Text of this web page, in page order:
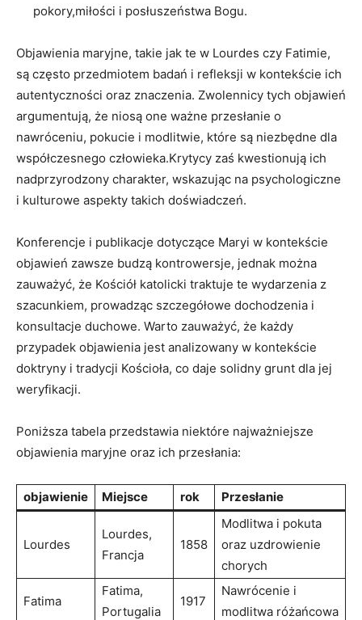
pokory,miłości ⁢i ⁣posłuszeństwa Bogu.
Objawienia maryjne, takie ​jak te w‍ Lourdes czy Fatimie,
są często przedmiotem​ badań i refleksji w kontekście ich
autentyczności oraz znaczenia. Zwolennicy tych objawień⁤
argumentują, ⁣że niosą one ‌ważne przesłanie ⁣o
nawróceniu, pokucie ‍i modlitwie,⁣ które są niezbędne‌ dla
współczesnego człowieka.Krytycy zaś ⁤kwestionują ich
nadprzyrodzony ⁣charakter, wskazując na psychologiczne
i kulturowe aspekty takich doświadczeń.
Konferencje i publikacje dotyczące Maryi‍ w kontekście
objawień zawsze budzą‍ kontrowersje, jednak można
zauważyć, że Kościół katolicki traktuje te wydarzenia⁢ z
szacunkiem, prowadząc szczegółowe dochodzenia ‌i
konsultacje duchowe.⁣ Warto zauważyć, że każdy
przypadek objawienia ‍jest analizowany w kontekście
doktryny i⁤ tradycji Kościoła,⁢ co daje solidny grunt‍ dla jej
weryfikacji.
Poniższa tabela przedstawia⁢ niektóre​ najważniejsze
objawienia​ maryjne‌ oraz ⁤ich przesłania:
objawienie Miejsce rok Przesłanie
Lourdes
Lourdes,
Francja
1858
Modlitwa i pokuta
oraz uzdrowienie
‌chorych
Fatima
Fatima,
Portugalia
1917
Nawrócenie i
modlitwa różańcowa